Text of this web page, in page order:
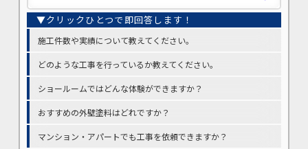
施工件数や実績について教えてください。
どのような工事を行っているか教えてください。
ショールームではどんな体験ができますか？
おすすめの外壁塗料はどれですか？
マンション・アパートでも工事を依頼できますか？